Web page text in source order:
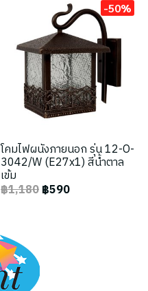
-50%
โคมไฟผนังภายนอก รุ่น 12-O-
3042/W (E27x1) สีน้ำตาล
เข้ม
฿1,180฿590